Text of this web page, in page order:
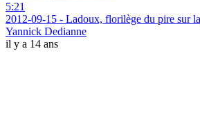
5:21
2012-09-15 - Ladoux, florilège du pire sur
Yannick Dedianne
il y a 14 ans